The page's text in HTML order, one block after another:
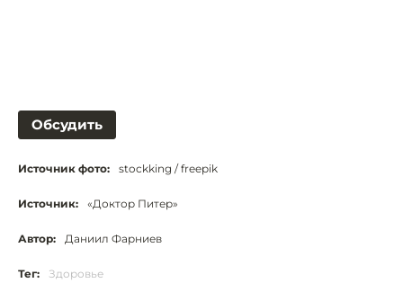
Обсудить
Источник фото: stockking / freepik
Источник: «Доктор Питер»
Автор: Даниил Фарниев
Тег: Здоровье